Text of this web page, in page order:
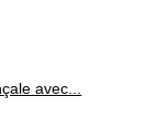
avec...